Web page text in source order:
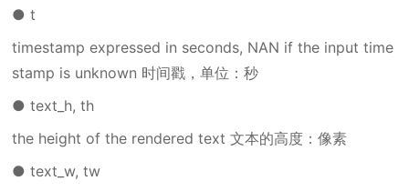
● t
timestamp expressed in seconds, NAN if the input time
stamp is unknown 时间戳，单位：秒
● text_h, th
the height of the rendered text 文本的高度：像素
● text_w, tw